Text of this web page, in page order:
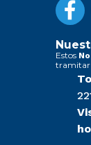
Estos
tramitar